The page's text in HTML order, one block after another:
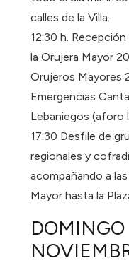
calles de la Villa.
12:30 h.
la Orujera Mayor
Orujeros Mayores
Emergencias
Lebaniegos (aforo
17:30 Desfile de
regionales y
acompañando a
Mayor hasta la
DOMINGO